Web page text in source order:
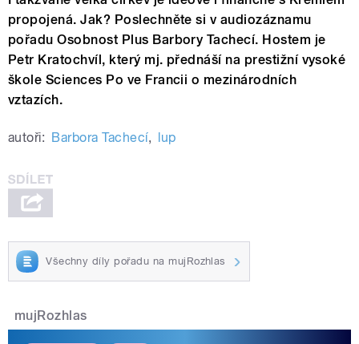
propojená. Jak? Poslechněte si v audiozáznamu
pořadu Osobnost Plus Barbory Tachecí. Hostem je
Petr Kratochvíl, který mj. přednáší na prestižní vysoké
škole Sciences Po ve Francii o mezinárodních
vztazích.
autoři: Barbora Tachecí, lup
Všechny díly pořadu na mujRozhlas
mujRozhlas